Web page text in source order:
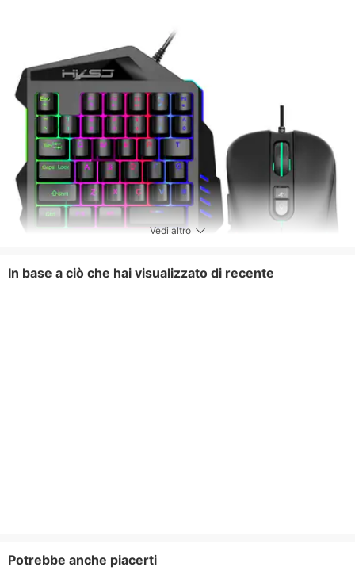
Vedi altro
In base a ciò che hai visualizzato di recente
Potrebbe anche piacerti